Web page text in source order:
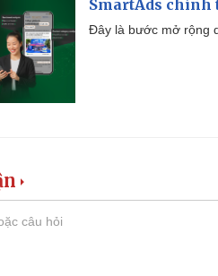
SmartAds chính
Đây là bước mở rộng